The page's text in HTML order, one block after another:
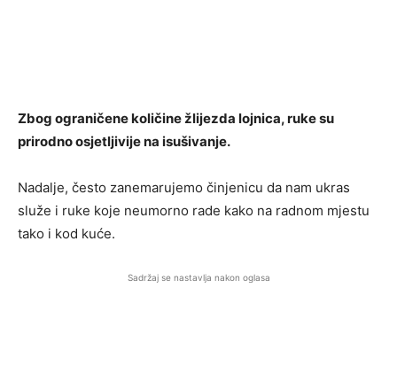
Zbog ograničene količine žlijezda lojnica, ruke su
prirodno osjetljivije na isušivanje.
Nadalje, često zanemarujemo činjenicu da nam ukras
služe i ruke koje neumorno rade kako na radnom mjestu
tako i kod kuće.
Sadržaj se nastavlja nakon oglasa